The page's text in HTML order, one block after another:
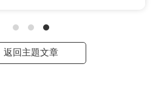
返回主題文章